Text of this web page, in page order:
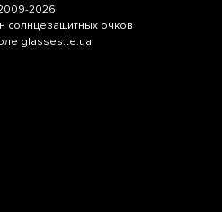
2026
солнцезащитных очков
glasses.te.ua